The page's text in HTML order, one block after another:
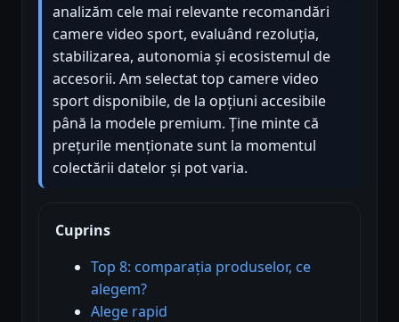
analizăm cele mai relevante recomandări
camere video sport, evaluând rezoluția,
stabilizarea, autonomia și ecosistemul de
accesorii. Am selectat top camere video
sport disponibile, de la opțiuni accesibile
până la modele premium. Ține minte că
prețurile menționate sunt la momentul
colectării datelor și pot varia.
Cuprins
Top 8: comparația produselor, ce
alegem?
Alege rapid